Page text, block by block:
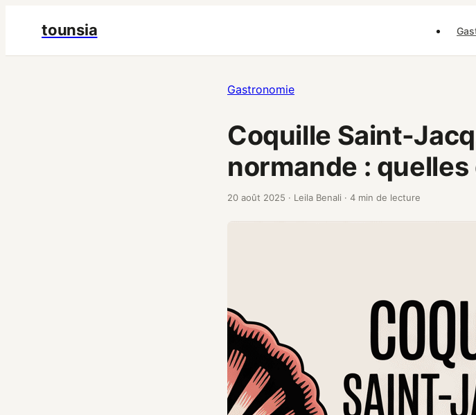
tounsia
Gastronomie
Coquille Saint-
normande :
20 août 2025 · Leila Benali · 4 min de lecture